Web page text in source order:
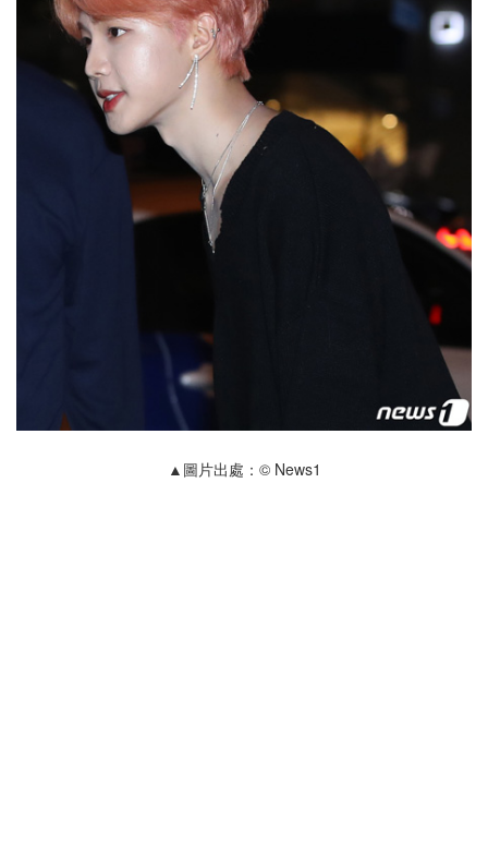
▲圖片出處：© News1